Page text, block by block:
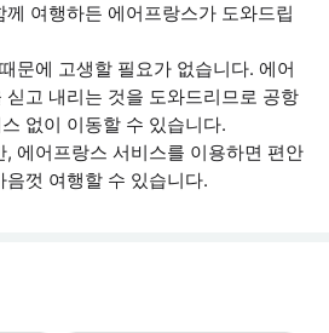
여행하든 에어프랑스가 도와드립
문에 고생할 필요가 없습니다. 에어
고 내리는 것을 도와드리므로 공항
없이 이동할 수 있습니다.
에어프랑스 서비스를 이용하면 편안
껏 여행할 수 있습니다.